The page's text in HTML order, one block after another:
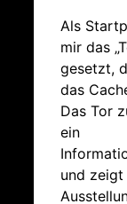
Als
mir das
gesetzt,
das
Das Tor
ein
und zeigt